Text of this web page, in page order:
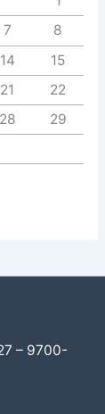
7
8
14
15
21
22
28
29
– 9700-